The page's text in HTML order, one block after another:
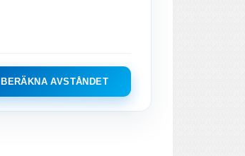
BERÄKNA AVSTÅNDET